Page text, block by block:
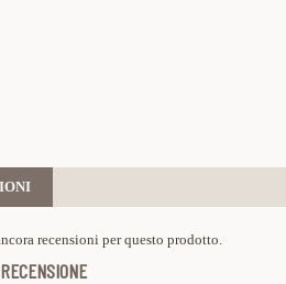
recensioni per questo prodotto.